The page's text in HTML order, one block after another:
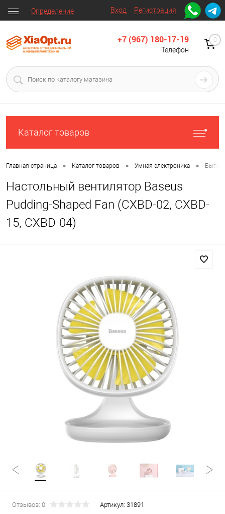
Вход Регистрация
Определение
+7 (967) 180-17-19
Телефон
0
Каталог товаров
Главная страница • Каталог товаров • Умная электроника •
Настольный вентилятор Baseus
Pudding-Shaped Fan (CXBD-02, CXBD-
15, CXBD-04)
Отзывов: 0 Артикул: 31891